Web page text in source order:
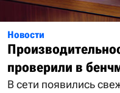
Новости
проверили в
В сети появились